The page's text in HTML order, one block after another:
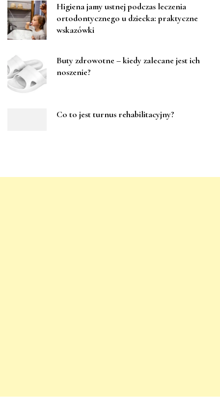
Higiena jamy ustnej podczas leczenia
ortodontycznego u dziecka: praktyczne
wskazówki
Buty zdrowotne – kiedy zalecane jest ich
noszenie?
Co to jest turnus rehabilitacyjny?